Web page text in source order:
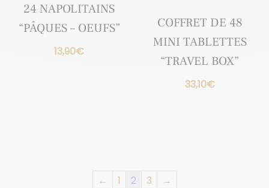
24 NAPOLITAINS
“PÂQUES – OEUFS”
13,90€
COFFRET DE 48
MINI TABLETTES
“TRAVEL BOX”
33,10€
← 1 2 3 →